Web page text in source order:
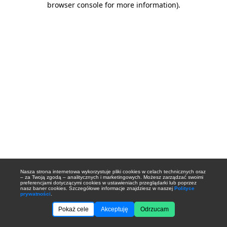
Nasza strona internetowa wykorzystuje pliki cookies w celach technicznych oraz
– za Twoją zgodą – analitycznych i marketingowych. Możesz zarządzać swoimi
preferencjami dotyczącymi cookies w ustawieniach przeglądarki lub poprzez
nasz baner cookies. Szczegółowe informacje znajdziesz w naszej Polityce
prywatności
Pokaż cele Akceptuję Odrzucam
browser console for more information).